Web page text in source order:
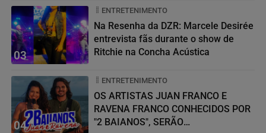
03
ENTRETENIMENTO
Na Resenha da DZR: Marcele Desirée
entrevista fãs durante o show de
Ritchie na Concha Acústica
04
ENTRETENIMENTO
OS ARTISTAS JUAN FRANCO E
RAVENA FRANCO CONHECIDOS POR
"2 BAIANOS", SERÃO